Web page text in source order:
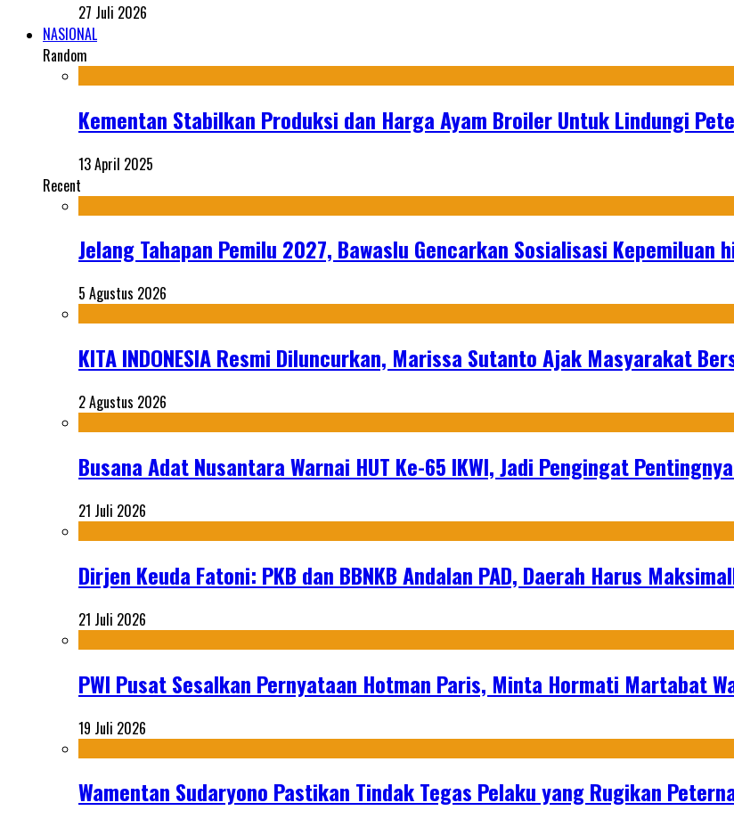
27 Juli 2026
NASIONAL
Random
Kementan Stabilkan Produksi dan Harga Ayam Broiler Untuk Lindungi
13 April 2025
Recent
Jelang Tahapan Pemilu 2027, Bawaslu Gencarkan Sosialisasi Kepemiluan
5 Agustus 2026
KITA INDONESIA Resmi Diluncurkan, Marissa Sutanto Ajak Masyarakat
2 Agustus 2026
Busana Adat Nusantara Warnai HUT Ke-65 IKWI, Jadi Pengingat
21 Juli 2026
Dirjen Keuda Fatoni: PKB dan BBNKB Andalan PAD, Daerah Harus
21 Juli 2026
PWI Pusat Sesalkan Pernyataan Hotman Paris, Minta Hormati Martabat
19 Juli 2026
Wamentan Sudaryono Pastikan Tindak Tegas Pelaku yang Rugikan